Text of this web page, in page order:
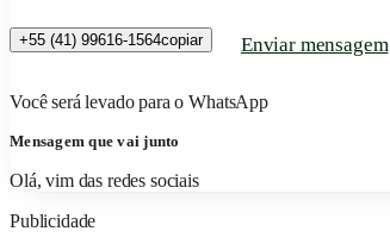
+55 (41) 99616-1564copiar Enviar mensagem
Você será levado para o WhatsApp
Mensagem que vai junto
Olá, vim das redes sociais
Publicidade